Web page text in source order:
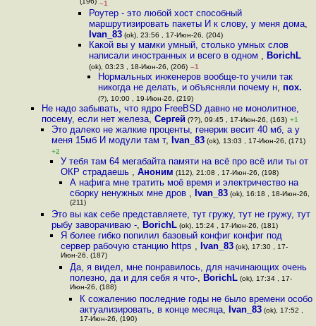
(196) –1
Роутер - это любой хост способный
маршрутизировать пакеты И к слову, у меня дома,
Ivan_83(ok), 23:56 , 17-Июн-26, (204)
Какой вы у мамки умный, столько умных слов
написали иностранных и всего в одном , BorichL
(ok), 03:23 , 18-Июн-26, (206) –1
Нормальных инженеров вообще-то учили так
никогда не делать, и объясняли почему н, пох.
(?), 10:00 , 19-Июн-26, (219)
Не надо забывать, что ядро FreeBSD давно не монолитное,
посему, если нет железа,Сергей (??), 09:45 , 17-Июн-26, (163) +1
Это далеко не жалкие проценты, генерик весит 40 мб, а у
меня 15мб И модули там т, Ivan_83(ok), 13:03 , 17-Июн-26, (171)
+2
У тебя там 64 мегабайта памяти на всё про всё или ты от
ОКР страдаешь , Аноним (112), 21:08 , 17-Июн-26, (198)
А нафига мне тратить моё время и электричество на
сборку ненужных мне дров , Ivan_83 (ok), 16:18 , 18-Июн-26,
(211)
Это вы как себе представляете, тут гружу, тут не гружу, тут
рыбу заворачиваю -, BorichL(ok), 15:24 , 17-Июн-26, (181)
Я более гибко попилил базовый конфиг конфиг под
сервер рабочую станцию https , Ivan_83(ok), 17:30 , 17-
Июн-26, (187)
Да, я видел, мне понравилось, для начинающих очень
полезно, да и для себя я что-, BorichL (ok), 17:34 , 17-
Июн-26, (188)
К сожалению последние годы не было времени особо
актуализировать, в конце месяца, Ivan_83(ok), 17:52 ,
17-Июн-26, (190)